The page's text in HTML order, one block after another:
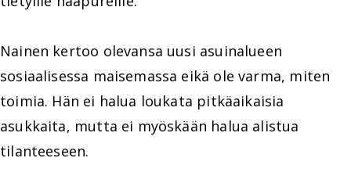
Nainen kertoo olevansa uusi asuinalueen
sosiaalisessa maisemassa eikä ole varma, miten
toimia. Hän ei halua loukata pitkäaikaisia
asukkaita, mutta ei myöskään halua alistua
tilanteeseen.